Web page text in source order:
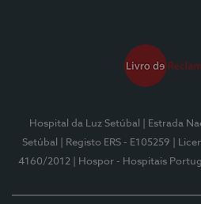
Hospital da Luz Setúbal
| Estrada
Setúbal
| Registo ERS - E105259
|
4160/2012
| Hospor - Hospitais